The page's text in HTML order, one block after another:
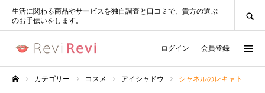
生活に関わる商品やサービスを独自調査と口コミで、貴方の選ぶ
のお手伝いをします。
ログイン 会員登録
カテゴリー コスメ アイシャドウ シャネルのレキャトルオンブル354 ウォームメモリーズってどうなの？コスメマニアの私が実際使用して、口コミや使い心地を大検証！